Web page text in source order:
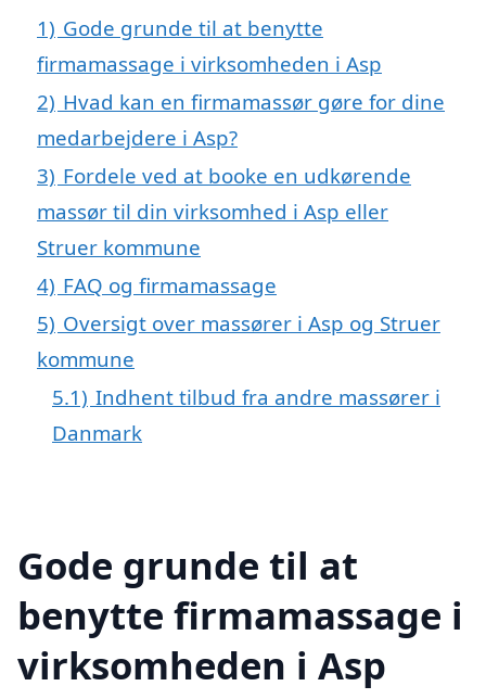
1) Gode grunde til at benytte
firmamassage i virksomheden i Asp
2) Hvad kan en firmamassør gøre for dine
medarbejdere i Asp?
3) Fordele ved at booke en udkørende
massør til din virksomhed i Asp eller
Struer kommune
4) FAQ og firmamassage
5) Oversigt over massører i Asp og Struer
kommune
5.1) Indhent tilbud fra andre massører i
Danmark
Gode grunde til at
benytte firmamassage i
virksomheden i Asp